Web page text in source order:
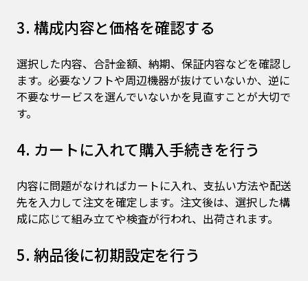
3. 構成内容と価格を確認する
選択した内容、合計金額、納期、保証内容などを確認し
ます。必要なソフトや周辺機器が抜けていないか、逆に
不要なサービスを選んでいないかを見直すことが大切で
す。
4. カートに入れて購入手続きを行う
内容に問題がなければカートに入れ、支払い方法や配送
先を入力して注文を確定します。注文後は、選択した構
成に応じて組み立てや検査が行われ、出荷されます。
5. 納品後に初期設定を行う